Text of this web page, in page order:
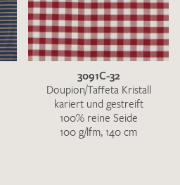
3091C-32
Doupion/Taffeta Kristall
kariert und gestreift
100% reine Seide
100 g/lfm, 140 cm